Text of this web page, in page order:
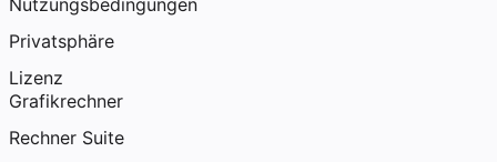
Nutzungsbedingungen
Privatsphäre
Lizenz
Grafikrechner
Rechner Suite